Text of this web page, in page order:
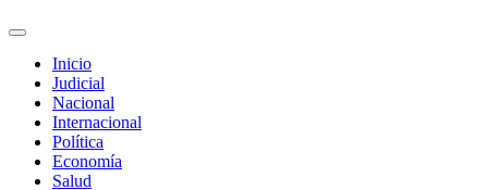
Inicio
Judicial
Nacional
Internacional
Política
Economía
Salud